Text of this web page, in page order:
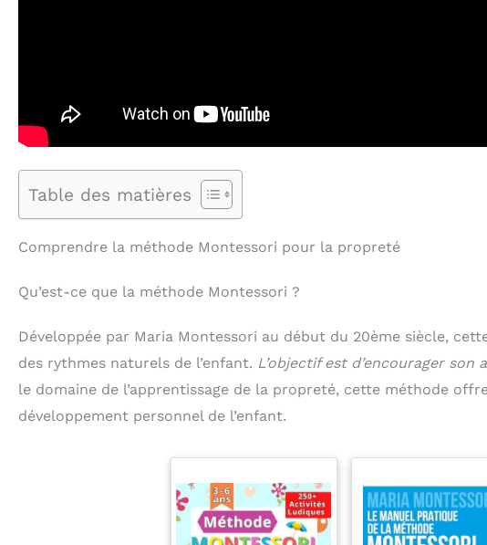
Table des matières
Comprendre la méthode Montessori pour la propreté
Qu’est-ce que la méthode Montessori ?
Développée par Maria Montessori au début du 20ème siècle,
des rythmes naturels de l’enfant. L’objectif est d’encourager
le domaine de l’apprentissage de la propreté, cette méthode
développement personnel de l’enfant.